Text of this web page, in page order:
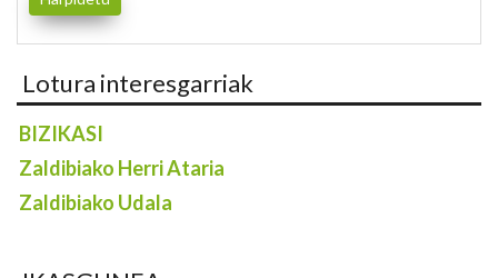
Lotura interesgarriak
BIZIKASI
Zaldibiako Herri Ataria
Zaldibiako Udala